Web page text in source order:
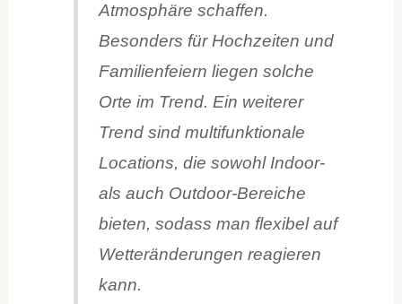
Atmosphäre schaffen.
Besonders für Hochzeiten und
Familienfeiern liegen solche
Orte im Trend. Ein weiterer
Trend sind multifunktionale
Locations, die sowohl Indoor-
als auch Outdoor-Bereiche
bieten, sodass man flexibel auf
Wetteränderungen reagieren
kann.